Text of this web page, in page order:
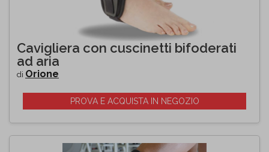
Cavigliera con cuscinetti bifoderati
ad aria
di Orione
PROVA E ACQUISTA IN NEGOZIO